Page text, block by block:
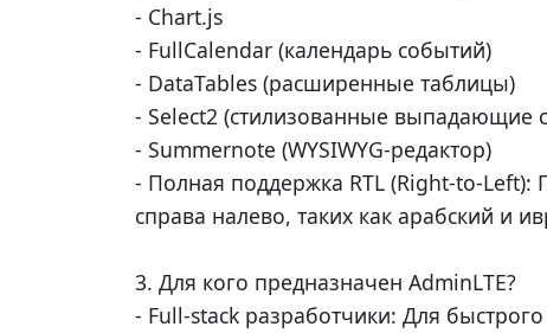
- Chart.js
- FullCalendar (календарь событий)
- DataTables (расширенные таблицы)
- Select2 (стилизованные выпадающие
- Summernote (WYSIWYG-редактор)
- Полная поддержка RTL (Right-to-Left):
справа налево, таких как арабский и
3. Для кого предназначен AdminLTE?
- Full-stack разработчики: Для